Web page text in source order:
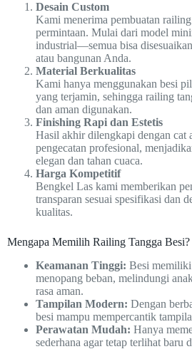
Desain Custom
Kami menerima pembuatan railing
permintaan. Mulai dari model
industrial—semua bisa
atau bangunan Anda.
Material Berkualitas
Kami hanya menggunakan besi
yang terjamin, sehingga railing
dan aman digunakan.
Finishing Rapi dan Estetis
Hasil akhir dilengkapi dengan cat
pengecatan profesional,
elegan dan tahan cuaca.
Harga Kompetitif
Bengkel Las kami memberikan
transparan sesuai spesifikasi dan
kualitas.
Mengapa Memilih Railing Tangga Besi?
Keamanan Tinggi: Besi
menopang beban, melindungi
rasa aman.
Tampilan Modern: Dengan
besi mampu mempercantik
Perawatan Mudah: Hanya
sederhana agar tetap terlihat baru